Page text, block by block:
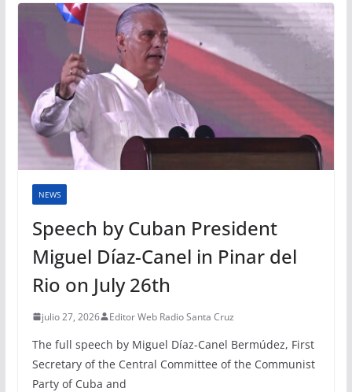
NEWS
Speech by Cuban President
Miguel Díaz-Canel in Pinar del
Rio on July 26th
julio 27, 2026 Editor Web Radio Santa Cruz
The full speech by Miguel Díaz-Canel Bermúdez, First
Secretary of the Central Committee of the Communist
Party of Cuba and